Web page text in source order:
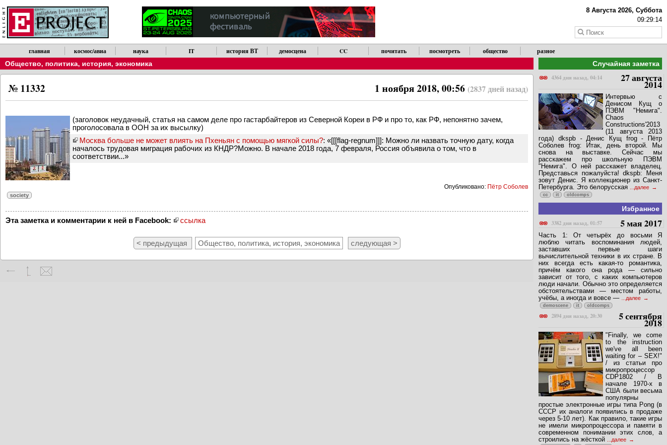
8 Августа 2026, Суббота
09:29:15
главная космос/авиа наука IT история ВТ демосцена CC почитать посмотреть общество разное
Общество, политика, история, экономика
1 ноября 2018, 00:56 (2837 дней назад)
№ 11332
(заголовок неудачный, статья на самом деле про гастарбайтеров из Северной Кореи в РФ и про то, как РФ, непонятно зачем,
проголосовала в ООН за их высылку)
Москва больше не может влиять на Пхеньян с помощью мягкой силы?: «[[[flag-regnum]]]: Можно ли назвать точную дату, когда
началось трудовая миграция рабочих из КНДР?Можно. В начале 2018 года, 7 февраля, Россия объявила о том, что в
соответствии...»
Опубликовано: Пётр Соболев
society
Эта заметка и комментарии к ней в Facebook: ссылка
< предыдущая Общество, политика, история, экономика следующая >
Случайная заметка
4364 дня назад, 04:14
27 августа
2014
Интервью с
Денисом Кущ о
ПЭВМ "Немига".
Chaos
Constructions'2013
(11 августа 2013
года) dkspb - Денис Кущ frog - Пётр
Соболев frog: Итак, день второй. Мы
снова на выставке. Сейчас мы
расскажем про школьную ПЭВМ
"Немига". О ней расскажет владелец.
Представься пожалуйста! dkspb: Меня
зовут Денис. Я коллекционер из Санкт-
Петербурга. Это белорусская ...далее
cc it oldcomps
Избранное
3382 дня назад, 01:57
5 мая 2017
Часть 1: От четырёх до восьми Я
люблю читать воспоминания людей,
заставших первые шаги
вычислительной техники в их стране. В
них всегда есть какая-то романтика,
причём какого она рода — сильно
зависит от того, с каких компьютеров
люди начали. Обычно это определяется
обстоятельствами — местом работы,
учёбы, а иногда и вовсе —
...далее
demoscene it oldcomps
2894 дня назад, 20:30 5 сентября
2018
"Finally, we come
to the instruction
we've all been
waiting for – SEX!"
/ из статьи про
микропроцессор
CDP1802 / В
начале 1970-х в
США были весьма
популярны
простые электронные игры типа Pong (в
СССР их аналоги появились в продаже
через 5-10 лет). Как правило, такие игры
не имели микропроцессора и памяти в
современном понимании этих слов, а
строились на жёсткой
...далее